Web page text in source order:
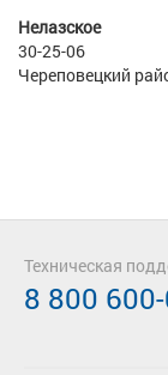
Нелазское
30-25-06
Череповецкий
Техническая
8 800